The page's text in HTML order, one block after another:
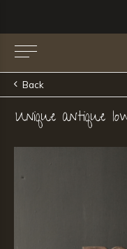
Back
Unique antique